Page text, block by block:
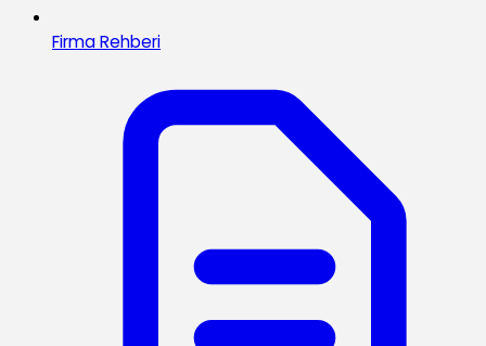
Firma Rehberi